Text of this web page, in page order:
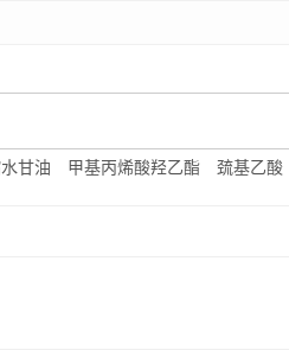
甘油 甲基丙烯酸羟乙酯 巯基乙酸